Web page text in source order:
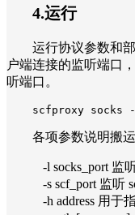
4.运行
运行协议参数和
户端连接的监听端口
听端口。
scfproxy socks
各项参数说明搬运
-l socks_port 监
-s scf_port 监听
-h address 用于